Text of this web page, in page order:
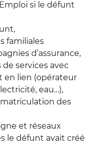
si le défunt
familiales
d’assurance,
services avec
en lien (opérateur
eau…),
des
et réseaux
le défunt avait créé